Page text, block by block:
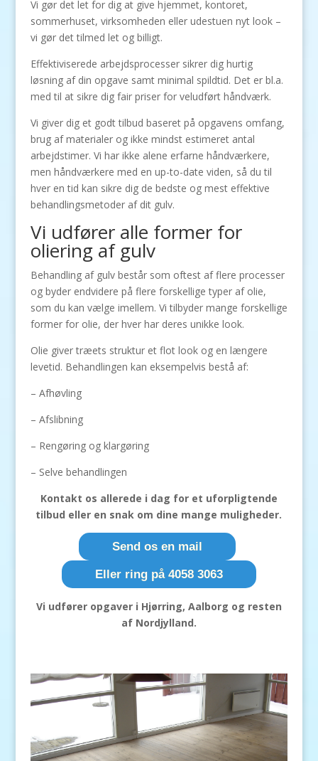
Vi gør det let for dig at give hjemmet, kontoret,
sommerhuset, virksomheden eller udestuen nyt look –
vi gør det tilmed let og billigt.
Effektiviserede arbejdsprocesser sikrer dig hurtig
løsning af din opgave samt minimal spildtid. Det er bl.a.
med til at sikre dig fair priser for veludført håndværk.
Vi giver dig et godt tilbud baseret på opgavens omfang,
brug af materialer og ikke mindst estimeret antal
arbejdstimer. Vi har ikke alene erfarne håndværkere,
men håndværkere med en up-to-date viden, så du til
hver en tid kan sikre dig de bedste og mest effektive
behandlingsmetoder af dit gulv.
Vi udfører alle former for
oliering af gulv
Behandling af gulv består som oftest af flere processer
og byder endvidere på flere forskellige typer af olie,
som du kan vælge imellem. Vi tilbyder mange forskellige
former for olie, der hver har deres unikke look.
Olie giver træets struktur et flot look og en længere
levetid. Behandlingen kan eksempelvis bestå af:
– Afhøvling
– Afslibning
– Rengøring og klargøring
– Selve behandlingen
Kontakt os allerede i dag for et uforpligtende
tilbud eller en snak om dine mange muligheder.
Send os en mail
Eller ring på 4058 3063
Vi udfører opgaver i Hjørring, Aalborg og resten
af Nordjylland.